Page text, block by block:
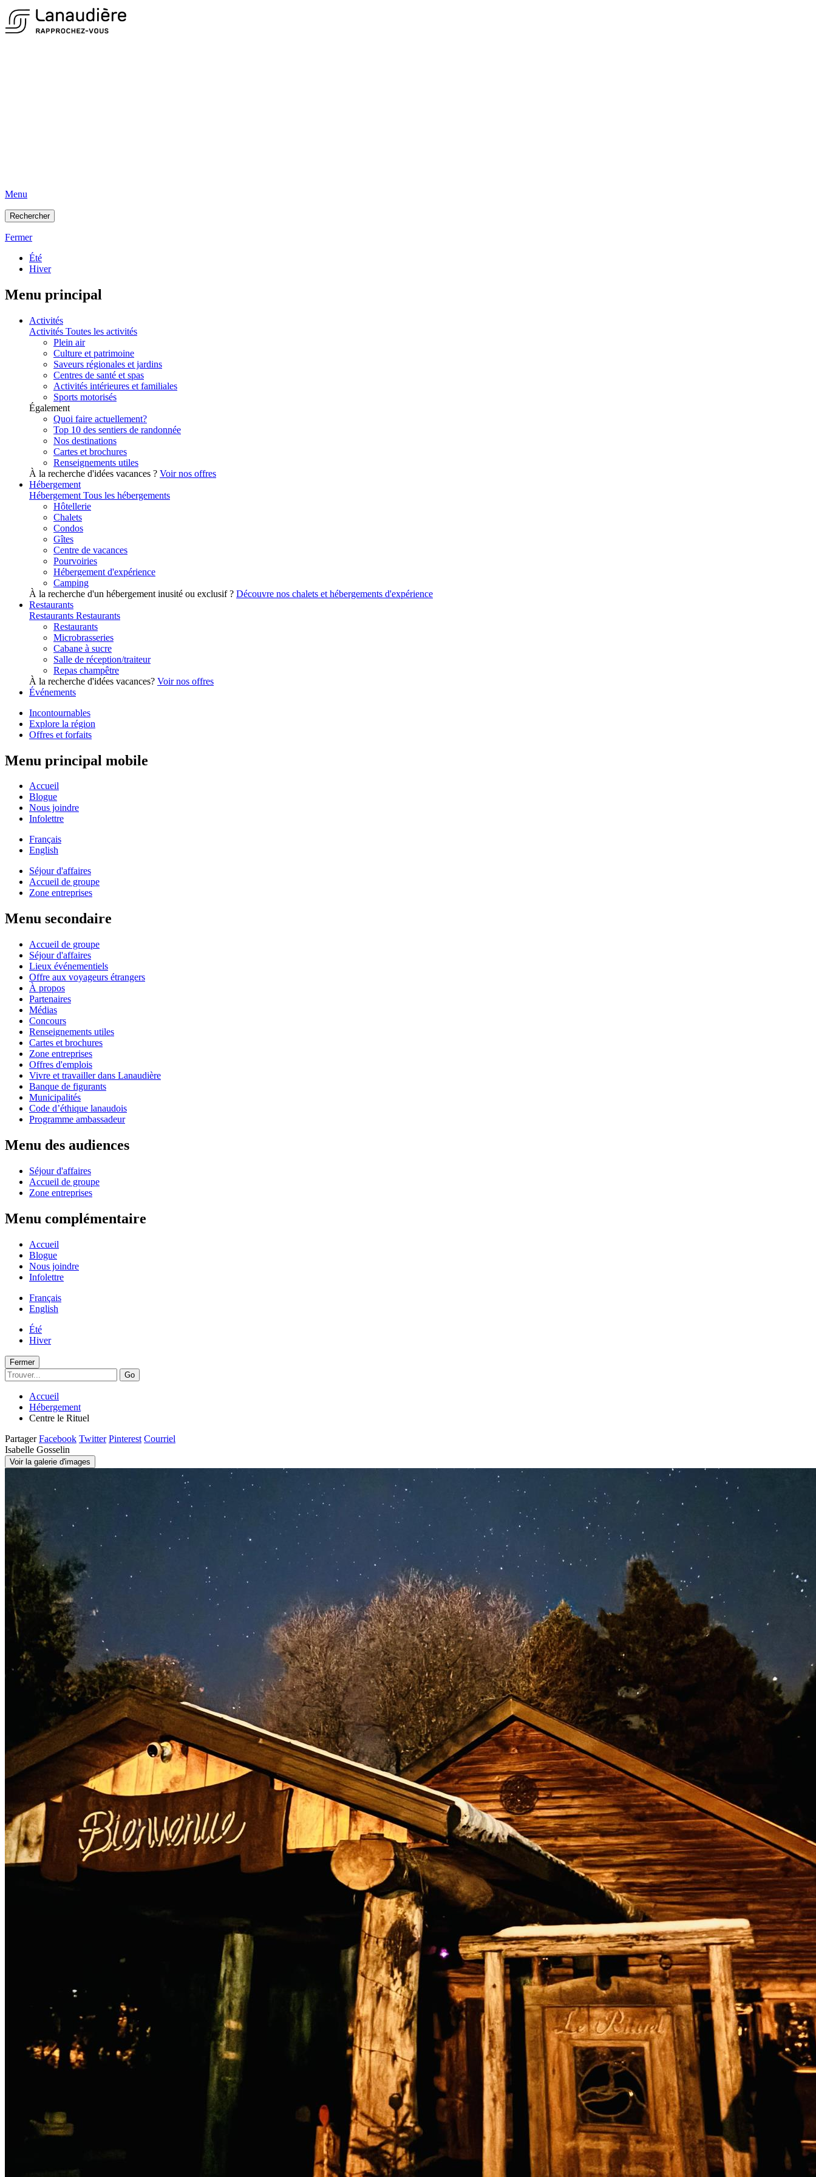
Menu
Rechercher
Fermer
Été
Hiver
Menu principal
Activités
Activités Toutes les activités
Plein air
Culture et patrimoine
Saveurs régionales et jardins
Centres de santé et spas
Activités intérieures et familiales
Sports motorisés
Également
Quoi faire actuellement?
Top 10 des sentiers de randonnée
Nos destinations
Cartes et brochures
Renseignements utiles
À la recherche d'idées vacances ? Voir nos offres
Hébergement
Hébergement Tous les hébergements
Hôtellerie
Chalets
Condos
Gîtes
Centre de vacances
Pourvoiries
Hébergement d'expérience
Camping
À la recherche d'un hébergement inusité ou exclusif ? Découvre nos chalets et hébergements d'expérience
Restaurants
Restaurants Restaurants
Restaurants
Microbrasseries
Cabane à sucre
Salle de réception/traiteur
Repas champêtre
À la recherche d'idées vacances? Voir nos offres
Événements
Incontournables
Explore la région
Offres et forfaits
Menu principal mobile
Accueil
Blogue
Nous joindre
Infolettre
Français
English
Séjour d'affaires
Accueil de groupe
Zone entreprises
Menu secondaire
Accueil de groupe
Séjour d'affaires
Lieux événementiels
Offre aux voyageurs étrangers
À propos
Partenaires
Médias
Concours
Renseignements utiles
Cartes et brochures
Zone entreprises
Offres d'emplois
Vivre et travailler dans Lanaudière
Banque de figurants
Municipalités
Code d’éthique lanaudois
Programme ambassadeur
Menu des audiences
Séjour d'affaires
Accueil de groupe
Zone entreprises
Menu complémentaire
Accueil
Blogue
Nous joindre
Infolettre
Français
English
Été
Hiver
Fermer
Go
Accueil
Hébergement
Centre le Rituel
Partager Facebook Twitter Pinterest Courriel
Isabelle Gosselin
Voir la galerie d'images